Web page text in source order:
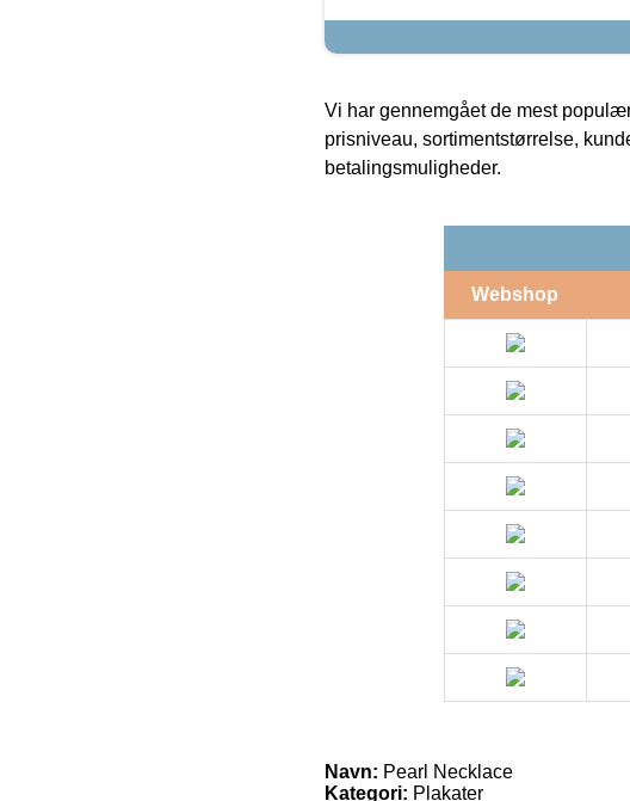
Vi har gennemgået de mest
prisniveau, sortimentstørrelse,
betalingsmuligheder.
Webshop
Navn: Pearl Necklace
Kategori: Plakater